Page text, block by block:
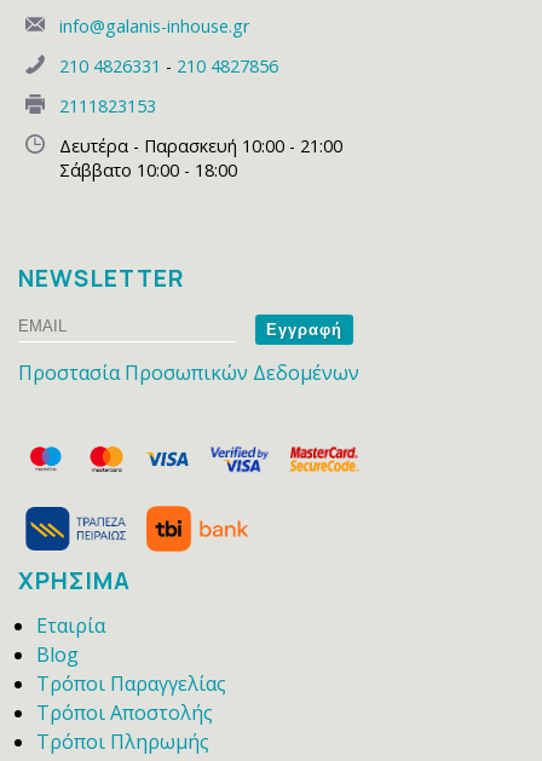
info@galanis-inhouse.gr
210 4826331 - 210 4827856
2111823153
Δευτέρα - Παρασκευή 10:00 - 21:00
Σάββατο 10:00 - 18:00
NEWSLETTER
Email
Name
Προστασία Προσωπικών Δεδομένων
ΧΡΗΣΙΜΑ
Εταιρία
Blog
Τρόποι Παραγγελίας
Τρόποι Αποστολής
Τρόποι Πληρωμής